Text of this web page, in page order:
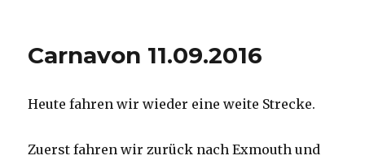
Carnavon 11.09.2016
Heute fahren wir wieder eine weite Strecke.
Zuerst fahren wir zurück nach Exmouth und